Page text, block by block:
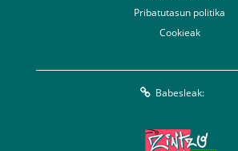
Pribatutasun politika
Cookieak
Babesleak: